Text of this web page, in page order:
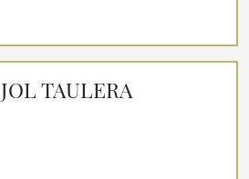
TAULERA